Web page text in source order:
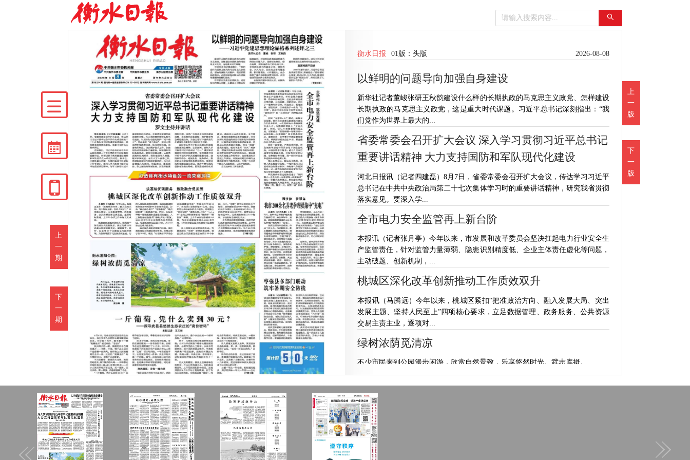
上
一
版
下
一
版
上
一
期
下
一
期
衡水日报 01版： 头版 2026-08-08
以鲜明的问题导向加强自身建设
新华社记者董峻张研王秋韵建设什么样的长期执政的马克思主义政党、怎样建设
长期执政的马克思主义政党，这是重大时代课题。习近平总书记深刻指出：“我
们党作为世界上最大的...
省委常委会召开扩大会议 深入学习贯彻习近平总书记
重要讲话精神 大力支持国防和军队现代化建设
河北日报讯（记者四建磊）8月7日，省委常委会召开扩大会议，传达学习习近平
总书记在中共中央政治局第二十七次集体学习时的重要讲话精神，研究我省贯彻
落实意见。要深入学...
全市电力安全监管再上新台阶
本报讯（记者张月亭）今年以来，市发展和改革委员会坚决扛起电力行业安全生
产监管责任，针对监管力量薄弱、隐患识别精度低、企业主体责任虚化等问题，
主动破题、创新机制，...
桃城区深化改革创新推动工作质效双升
本报讯（马腾远）今年以来，桃城区紧扣“把准政治方向、融入发展大局、突出
发展主题、坚持人民至上”四项核心要求，立足数据管理、政务服务、公共资源
交易主责主业，逐项对...
绿树浓荫觅清凉
不少市民来到公园漫步闲游，欣赏自然景致，乐享悠然时光。武志库摄。...
本报记者王天祥8月6日，记者走进武邑县悠然生态农庄，农庄负责人吕朝华从葡
萄棚里钻出来，汗衫湿了大半，随手摘下一颗“妮娜皇后”递过来说：“尝尝。不
只是葡萄，棚里的...
我市200余名养老护理员集中“充电”


